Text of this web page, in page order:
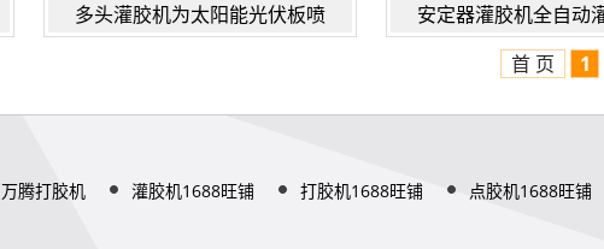
多头灌胶机为太阳能光伏板喷
安定器灌胶机全自动
首 页
1
万腾打胶机 灌胶机1688旺铺 打胶机1688旺铺 点胶机1688旺铺